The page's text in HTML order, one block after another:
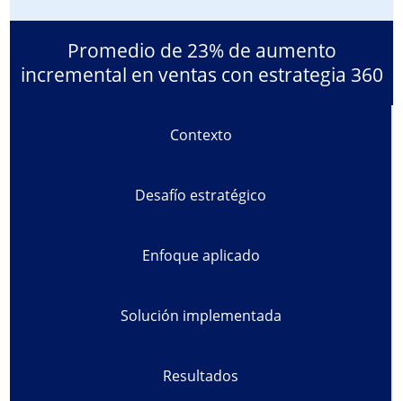
Promedio de 23% de aumento
incremental en ventas con estrategia 360
Contexto
Desafío estratégico
Enfoque aplicado
Solución implementada
Resultados